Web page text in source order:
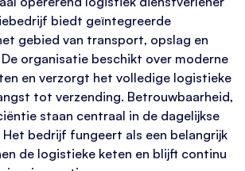
biedt geïntegreerde
gebied van transport, opslag en
organisatie beschikt over moderne
en verzorgt het volledige logistieke
tot verzending. Betrouwbaarheid,
staan centraal in de dagelijkse
Het bedrijf fungeert als een belangrijk
de logistieke keten en blijft continu